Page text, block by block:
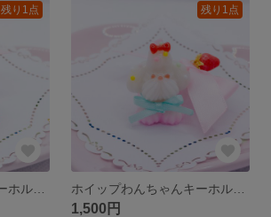
残り1点 残り1点
ホイップわんちゃんキーホルダー いちごミルク
1,500円